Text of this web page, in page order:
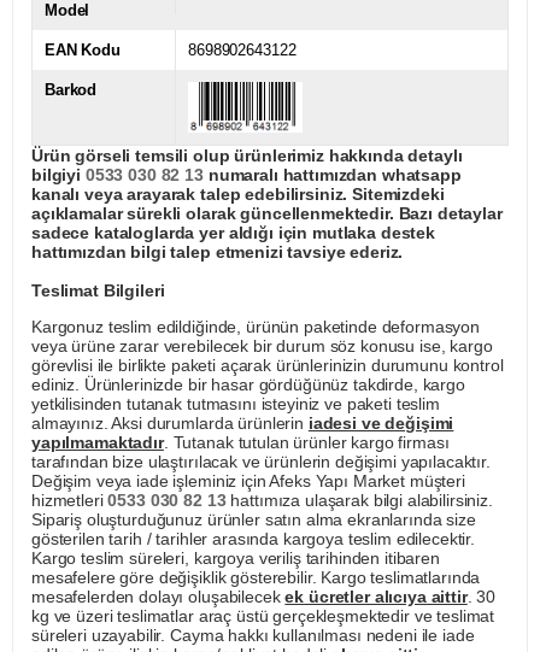
Model
EAN Kodu 8698902643122
Barkod
Ürün görseli temsili olup ürünlerimiz hakkında detaylı
bilgiyi 0533 030 82 13numaralı hattımızdan whatsapp
kanalı veya arayarak talep edebilirsiniz. Sitemizdeki
açıklamalar sürekli olarak güncellenmektedir. Bazı detaylar
sadece kataloglarda yer aldığı için mutlaka destek
hattımızdan bilgi talep etmenizi tavsiye ederiz.
Teslimat Bilgileri
Kargonuz teslim edildiğinde, ürünün paketinde deformasyon
veya ürüne zarar verebilecek bir durum söz konusu ise, kargo
görevlisi ile birlikte paketi açarak ürünlerinizin durumunu kontrol
ediniz. Ürünlerinizde bir hasar gördüğünüz takdirde, kargo
yetkilisinden tutanak tutmasını isteyiniz ve paketi teslim
almayınız. Aksi durumlarda ürünlerin iadesi ve değişimi
yapılmamaktadır. Tutanak tutulan ürünler kargo firması
tarafından bize ulaştırılacak ve ürünlerin değişimi yapılacaktır.
Değişim veya iade işleminiz için Afeks Yapı Market müşteri
hizmetleri0533 030 82 13hattımıza ulaşarak bilgi alabilirsiniz.
Sipariş oluşturduğunuz ürünler satın alma ekranlarında size
gösterilen tarih / tarihler arasında kargoya teslim edilecektir.
Kargo teslim süreleri, kargoya veriliş tarihinden itibaren
mesafelere göre değişiklik gösterebilir. Kargo teslimatlarında
mesafelerden dolayı oluşabilecekek ücretler alıcıya aittir. 30
kg ve üzeri teslimatlar araç üstü gerçekleşmektedir ve teslimat
süreleri uzayabilir. Cayma hakkı kullanılması nedeni ile iade